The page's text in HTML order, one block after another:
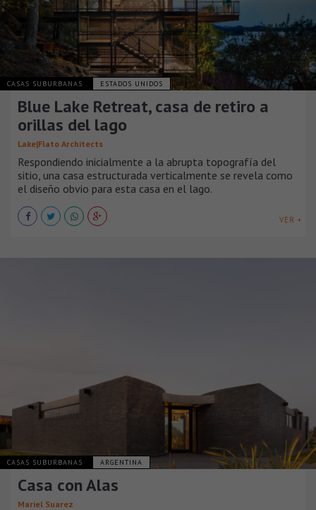
CASAS SUBURBANAS ESTADOS UNIDOS
Blue Lake Retreat, casa de retiro a
orillas del lago
Lake|Flato Architects
Respondiendo inicialmente a la abrupta topografía del
sitio, una casa estructurada verticalmente se revela como
el diseño obvio para esta casa en el lago.
VER +
CASAS SUBURBANAS ARGENTINA
Casa con Alas
Mariel Suarez